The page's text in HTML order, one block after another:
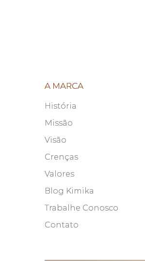
A MARCA
História
Missão
Visão
Crenças
Valores
Blog Kimika
Trabalhe Conosco
Contato